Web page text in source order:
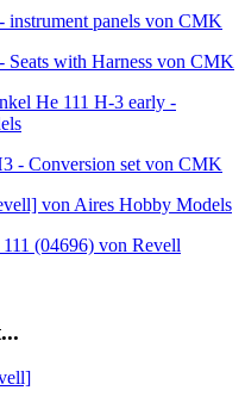
instrument panels von CMK
with Harness von CMK
He 111 H-3 early -
- Conversion set von CMK
von Aires Hobby Models
(04696) von Revell